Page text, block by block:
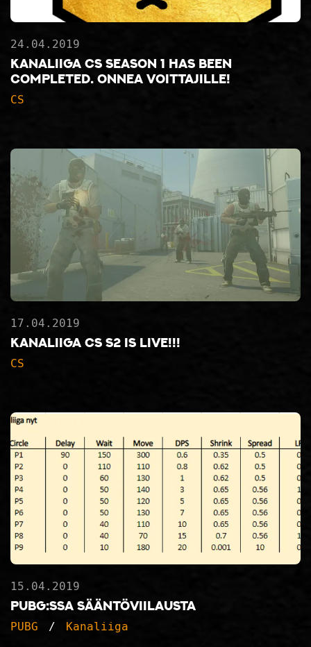
24.04.2019
Kanaliiga CS Season 1 has been
completed. Onnea voittajille!
CS
17.04.2019
Kanaliiga CS S2 is live!!!
CS
15.04.2019
PUBG:ssa sääntöviilausta
PUBG Kanaliiga